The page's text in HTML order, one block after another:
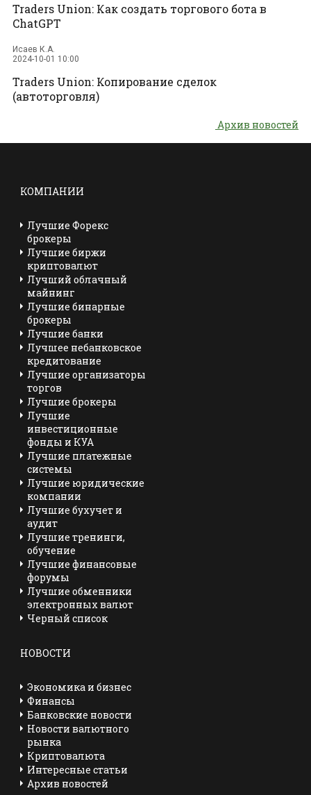
Traders Union: Как создать торгового бота в
ChatGPT
Исаев К.А.
2024-10-01 10:00
Traders Union: Копирование сделок
(автоторговля)
Архив новостей
КОМПАНИИ
Лучшие Форекс
брокеры
Лучшие биржи
криптовалют
Лучший облачный
майнинг
Лучшие бинарные
брокеры
Лучшие банки
Лучшее небанковское
кредитование
Лучшие организаторы
торгов
Лучшие брокеры
Лучшие
инвестиционные
фонды и КУА
Лучшие платежные
системы
Лучшие юридические
компании
Лучшие бухучет и
аудит
Лучшие тренинги,
обучение
Лучшие финансовые
форумы
Лучшие обменники
электронных валют
Черный список
НОВОСТИ
Экономика и бизнес
Финансы
Банковские новости
Новости валютного
рынка
Криптовалюта
Интересные статьи
Архив новостей